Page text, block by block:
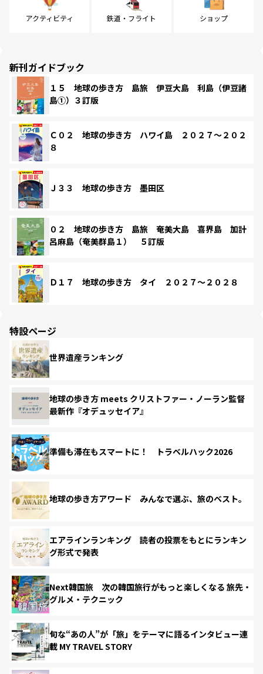
アクティビティ 鉄道・フライト ショップ
新刊ガイドブック
１５ 地球の歩き方 島旅 伊豆大島 利島（伊豆諸
島①）３訂版
Ｃ０２ 地球の歩き方 ハワイ島 ２０２７～２０２
８
Ｊ３３ 地球の歩き方 墨田区
０２ 地球の歩き方 島旅 奄美大島 喜界島 加計
呂麻島（奄美群島１） ５訂版
Ｄ１７ 地球の歩き方 タイ ２０２７～２０２８
特設ページ
世界遺産ランキング
地球の歩き方 meets クリストファー・ノーラン監督
最新作『オデュッセイア』
準備も滞在もスマートに！ トラベルハック2026
地球の歩き方アワード みんなで選ぶ、旅のベスト。
エアラインランキング 読者の投票をもとにランキン
グ形式で発表
Next韓国旅 次の韓国旅行がもっと楽しくなる 旅先・
グルメ・テクニック
旬な“あの人”が「旅」をテーマに語るインタビュー連
載 MY TRAVEL STORY